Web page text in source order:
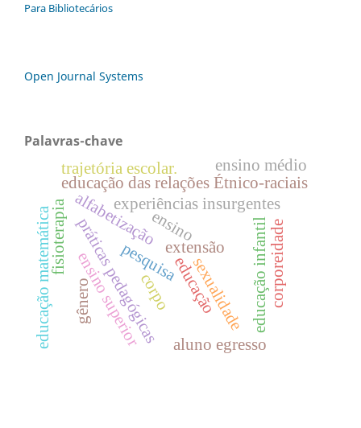
Para Bibliotecários
Open Journal Systems
Palavras-chave
educação
corpo
ensino
pesquisaextensão
práticas pedagógicas
experiências insurgentes
educação das relações Étnico-raciais
educação infantil
trajetória escolar.
ensino superior aluno egresso
fisioterapiaalfabetização
gênero sexualidade corporeidade
educação matemática
ensino médio